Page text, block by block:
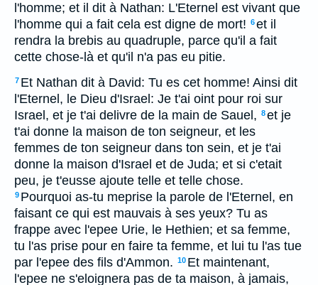
l'homme; et il dit à Nathan: L'Eternel est vivant que
l'homme qui a fait cela est digne de mort! 6et il
rendra la brebis au quadruple, parce qu'il a fait
cette chose-là et qu'il n'a pas eu pitie.
7 Et Nathan dit à David: Tu es cet homme! Ainsi dit
l'Eternel, le Dieu d'Israel: Je t'ai oint pour roi sur
Israel, et je t'ai delivre de la main de Sauel, 8et je
t'ai donne la maison de ton seigneur, et les
femmes de ton seigneur dans ton sein, et je t'ai
donne la maison d'Israel et de Juda; et si c'etait
peu, je t'eusse ajoute telle et telle chose.
9 Pourquoi as-tu meprise la parole de l'Eternel, en
faisant ce qui est mauvais à ses yeux? Tu as
frappe avec l'epee Urie, le Hethien; et sa femme,
tu l'as prise pour en faire ta femme, et lui tu l'as tue
par l'epee des fils d'Ammon. 10 Et maintenant,
l'epee ne s'eloignera pas de ta maison, à jamais,